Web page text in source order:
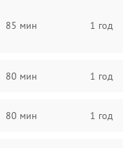
85 мин 1 год
80 мин 1 год
80 мин 1 год